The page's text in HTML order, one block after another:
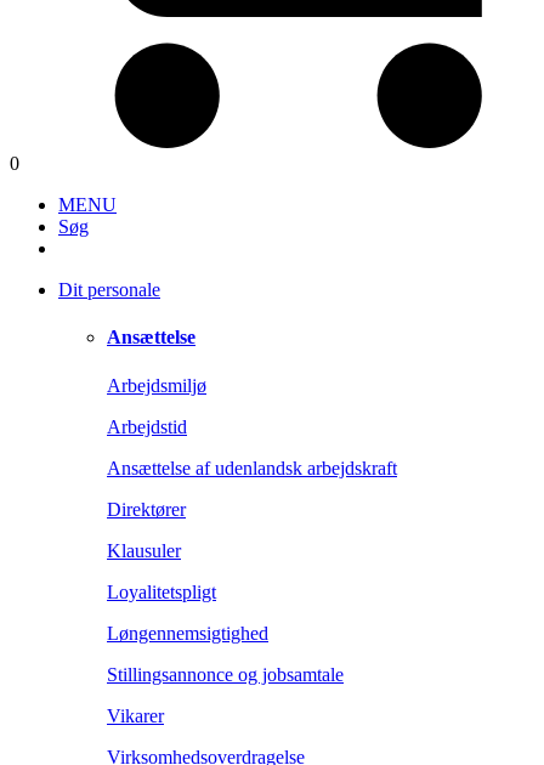
0
MENU
Søg
Dit personale
Ansættelse
Arbejdsmiljø
Arbejdstid
Ansættelse af udenlandsk arbejdskraft
Direktører
Klausuler
Loyalitetspligt
Løngennemsigtighed
Stillingsannonce og jobsamtale
Vikarer
Virksomhedsoverdragelse